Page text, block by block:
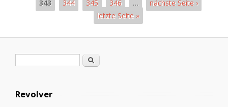
343
344 345 346 …
nächste Seite ›
letzte Seite »
Formulario de búsqueda
Buscar
Revolver